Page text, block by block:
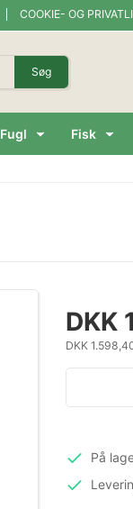
COOKIE- OG
Søg
Fugl Fisk
DKK
DKK
På